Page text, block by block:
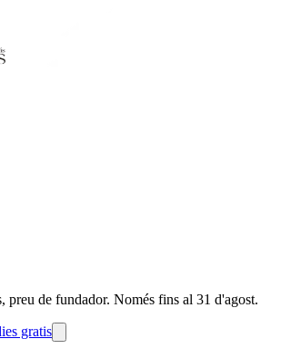
preu de fundador. Només fins al 31 d'agost.
gratis